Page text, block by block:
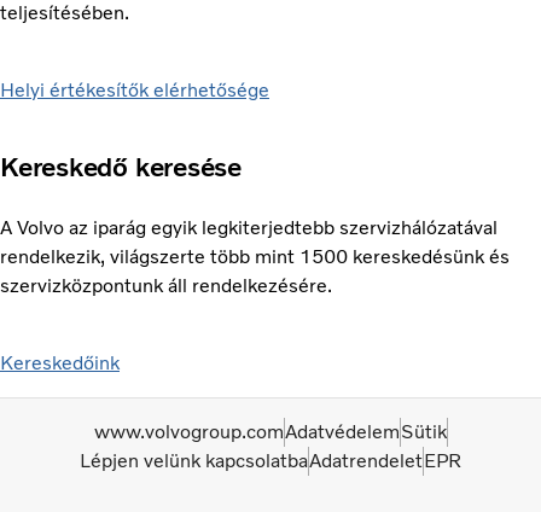
teljesítésében.
Helyi értékesítők elérhetősége
Kereskedő keresése
A Volvo az iparág egyik legkiterjedtebb szervizhálózatával
rendelkezik, világszerte több mint 1500 kereskedésünk és
szervizközpontunk áll rendelkezésére.
Kereskedőink
www.volvogroup.comAdatvédelemSütik
Lépjen velünk kapcsolatbaAdatrendeletEPR